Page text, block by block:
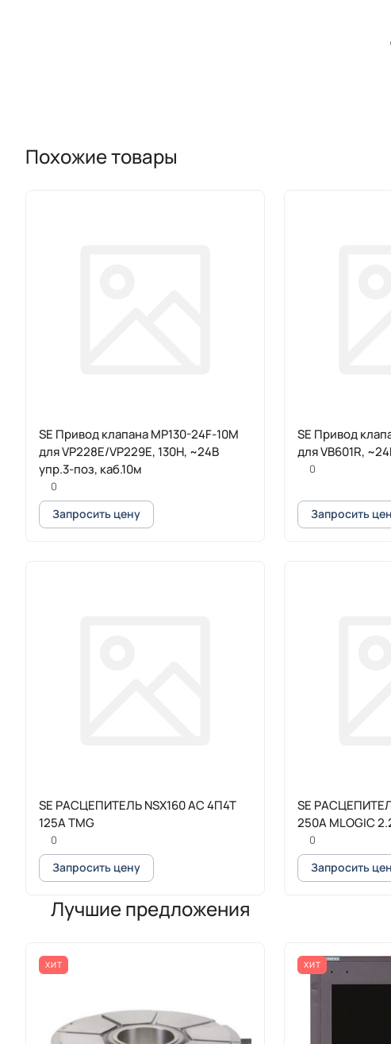
Похожие товары
SE Привод клапана MP130-24F-10M
для VP228E/VP229E, 130Н, ~24В
упр.3-поз, каб.10м
0
Запросить цену
SE Привод
для VB601R,
0
Запросить
SE РАСЦЕПИТЕЛЬ NSX160 AC 4П4Т
125A TMG
0
Запросить цену
SE
250A MLOGIC
0
Запросить
Лучшие предложения
ХИТ ХИТ